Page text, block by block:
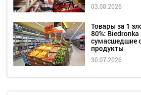
03.08.2026
Товары за 1
80%: Biedronka
сумасшедшие
продукты
30.07.2026